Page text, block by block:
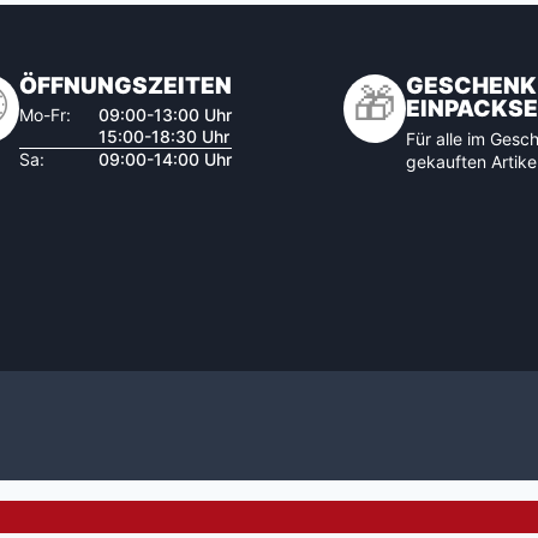
ÖFFNUNGSZEITEN
Mo-Fr:
09:00-13:00 Uhr
15:00-18:30 Uhr
Sa:
09:00-14:00 Uhr
🎁
Für alle im
gekauften